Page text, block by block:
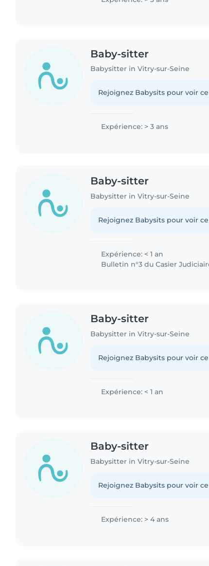
Baby-sitter
Babysitter in Vitry-sur-Seine
Rejoignez Babysits pour voir
Expérience: > 3 ans
Baby-sitter
Babysitter in Vitry-sur-Seine
Rejoignez Babysits pour voir
Expérience: < 1 an
Bulletin n°3 du Casier
Baby-sitter
Babysitter in Vitry-sur-Seine
Rejoignez Babysits pour voir
Expérience: < 1 an
Baby-sitter
Babysitter in Vitry-sur-Seine
Rejoignez Babysits pour voir
Expérience: > 4 ans